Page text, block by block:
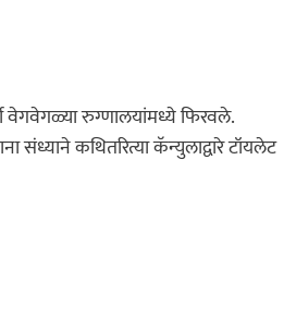
वेगवेगळ्या रुग्णालयांमध्ये फिरवले.
कथितरित्या कॅन्युलाद्वारे टॉयलेट